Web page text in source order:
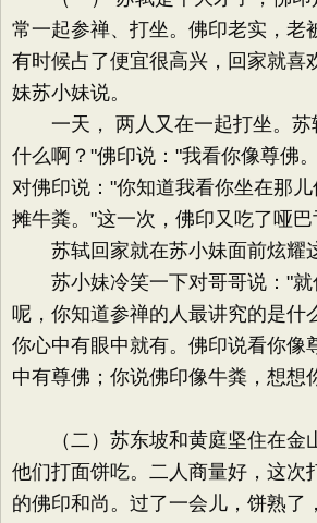
常一起参禅、打坐。佛印老实，老
有时候占了便宜很高兴，回家就喜
妹苏小妹说。
一天， 两人又在一起打坐。苏
什么啊？"佛印说："我看你像尊佛
对佛印说："你知道我看你坐在那
摊牛粪。"这一次，佛印又吃了哑巴
苏轼回家就在苏小妹面前炫耀这
苏小妹冷笑一下对哥哥说："就
呢，你知道参禅的人最讲究的是什
你心中有眼中就有。佛印说看你像
中有尊佛；你说佛印像牛粪，想想
（二）苏东坡和黄庭坚住在金
他们打面饼吃。二人商量好，这次
的佛印和尚。过了一会儿，饼熟了